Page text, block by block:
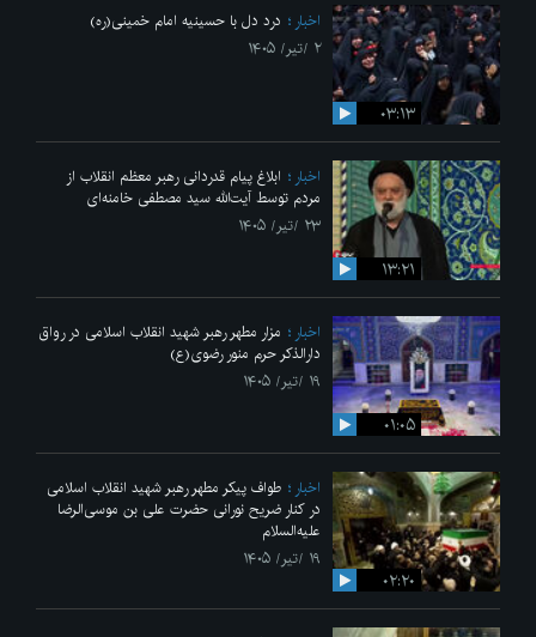
۰۳:۱۳
اخبار
درد دل با حسینیه امام خمینی(ره)
۲ /تیر/ ۱۴۰۵
۱۳:۲۱
اخبار
ابلاغ پیام قدردانی رهبر معظم انقلاب از
مردم توسط آیت‌الله سید مصطفی خامنه‌ای
۲۳ /تیر/ ۱۴۰۵
۰۱:۰۵
اخبار
مزار مطهر رهبر شهید انقلاب اسلامی در رواق
دارالذکر حرم منور رضوی(ع)
۱۹ /تیر/ ۱۴۰۵
۰۲:۲۰
اخبار
طواف پیکر مطهر رهبر شهید انقلاب اسلامی
در کنار ضریح نورانی حضرت علی‌ بن موسی‌الرضا
علیه‌السلام
۱۹ /تیر/ ۱۴۰۵